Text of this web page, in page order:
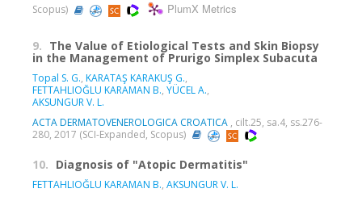
Scopus)
PlumX Metrics
9. The Value of Etiological Tests and Skin Biopsy
in the Management of Prurigo Simplex Subacuta
Topal S. G., KARATAŞ KARAKUŞ G.,
FETTAHLIOĞLU KARAMAN B., YÜCEL A.,
AKSUNGUR V. L.
ACTA DERMATOVENEROLOGICA CROATICA , cilt.25, sa.4, ss.276-
280, 2017 (SCI-Expanded, Scopus)
10. Diagnosis of "Atopic Dermatitis"
FETTAHLIOĞLU KARAMAN B., AKSUNGUR V. L.